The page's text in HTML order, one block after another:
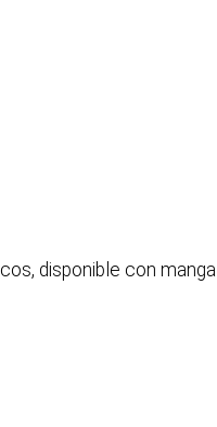
disponible con manga